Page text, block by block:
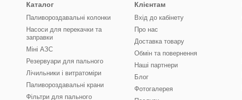
Каталог
Паливороздавальні колонки
Насоси для перекачки та
заправки
Міні АЗС
Резервуари для пального
Лічильники і витратоміри
Паливороздавальні крани
Фільтри для пального
Клієнтам
Вхід до кабінету
Про нас
Доставка товару
Обмін та повернення
Наші партнери
Блог
Фотогалерея